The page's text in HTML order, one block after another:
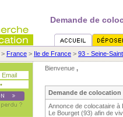
Demande de
> France > Ile de France > 93 - Seine-
Bienvenue ,
Demande de colocation
Annonce de colocataire à
Le Bourget (93) afin de